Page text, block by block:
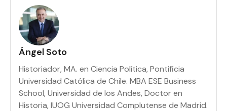
Ángel Soto
Historiador, MA. en Ciencia Política, Pontificia
Universidad Católica de Chile. MBA ESE Business
School, Universidad de los Andes, Doctor en
Historia, IUOG Universidad Complutense de Madrid.